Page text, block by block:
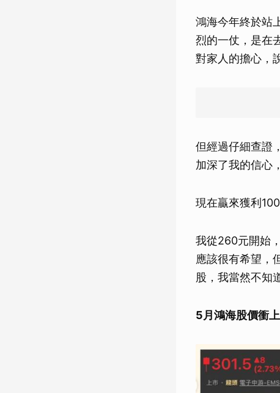
鴻海今年終於站
烈的一仗，是在
對家人的擔心，
但經過仔細查證
加深了我的信心
現在贏來獲利
我從260元開始
應該很有希望，
股，我當然不知
5月鴻海股價衝